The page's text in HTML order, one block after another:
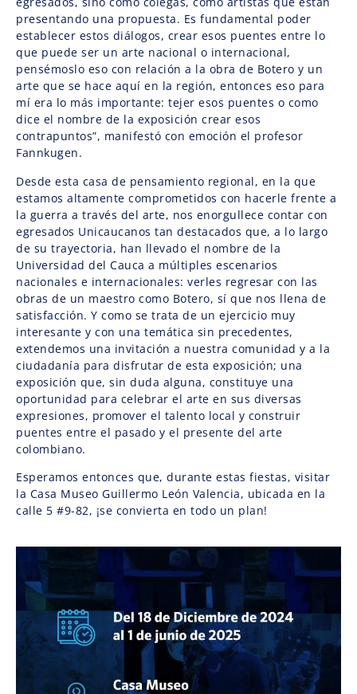
presentando una propuesta. Es fundamental poder
establecer estos diálogos, crear esos puentes entre lo
que puede ser un arte nacional o internacional,
pensémoslo eso con relación a la obra de Botero y un
arte que se hace aquí en la región, entonces eso para
mí era lo más importante: tejer esos puentes o como
dice el nombre de la exposición crear esos
contrapuntos”, manifestó con emoción el profesor
Fannkugen.
Desde esta casa de pensamiento regional, en la que
estamos altamente comprometidos con hacerle frente a
la guerra a través del arte, nos enorgullece contar con
egresados Unicaucanos tan destacados que, a lo largo
de su trayectoria, han llevado el nombre de la
Universidad del Cauca a múltiples escenarios
nacionales e internacionales: verles regresar con las
obras de un maestro como Botero, sí que nos llena de
satisfacción. Y como se trata de un ejercicio muy
interesante y con una temática sin precedentes,
extendemos una invitación a nuestra comunidad y a la
ciudadanía para disfrutar de esta exposición; una
exposición que, sin duda alguna, constituye una
oportunidad para celebrar el arte en sus diversas
expresiones, promover el talento local y construir
puentes entre el pasado y el presente del arte
colombiano.
Esperamos entonces que, durante estas fiestas, visitar
la Casa Museo Guillermo León Valencia, ubicada en la
calle 5 #9-82, ¡se convierta en todo un plan!